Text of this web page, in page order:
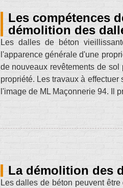
Les compétences
démolition des
Les dalles de béton
l'apparence générale d'une
de nouveaux revêtements de
propriété. Les travaux à
l'image de ML Maçonnerie 94. Il
La démolition des
Les dalles de béton peuvent